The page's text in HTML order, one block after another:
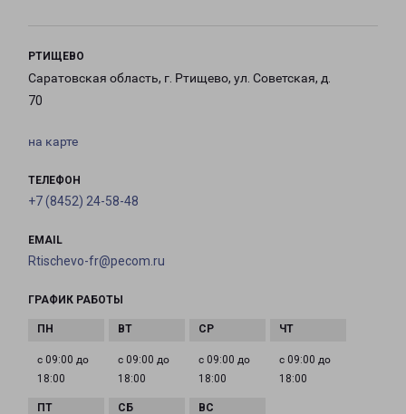
РТИЩЕВО
Саратовская область, г. Ртищево, ул. Советская, д.
70
на карте
ТЕЛЕФОН
+7 (8452) 24-58-48
EMAIL
Rtischevo-fr@pecom.ru
ГРАФИК РАБОТЫ
с 09:00 до
18:00
с 09:00 до
18:00
с 09:00 до
18:00
с 09:00 до
18:00